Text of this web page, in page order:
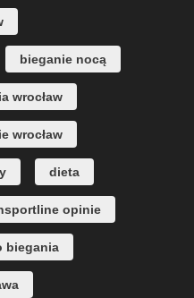
bieganie nocą
wrocław
wrocław
dieta
opinie
biegania